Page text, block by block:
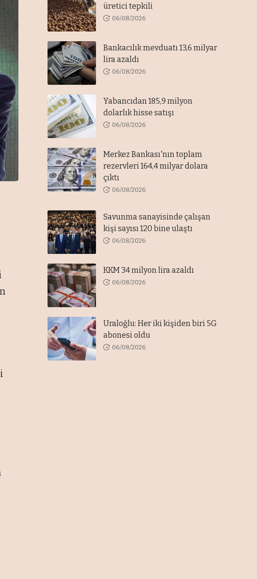
üretici tepkili
06/08/2026
Bankacılık mevduatı 13,6 milyar
lira azaldı
06/08/2026
Yabancıdan 185,9 milyon
dolarlık hisse satışı
06/08/2026
Merkez Bankası'nın toplam
rezervleri 164,4 milyar dolara
çıktı
06/08/2026
Savunma sanayisinde çalışan
kişi sayısı 120 bine ulaştı
06/08/2026
KKM 34 milyon lira azaldı
06/08/2026
Uraloğlu: Her iki kişiden biri 5G
abonesi oldu
06/08/2026